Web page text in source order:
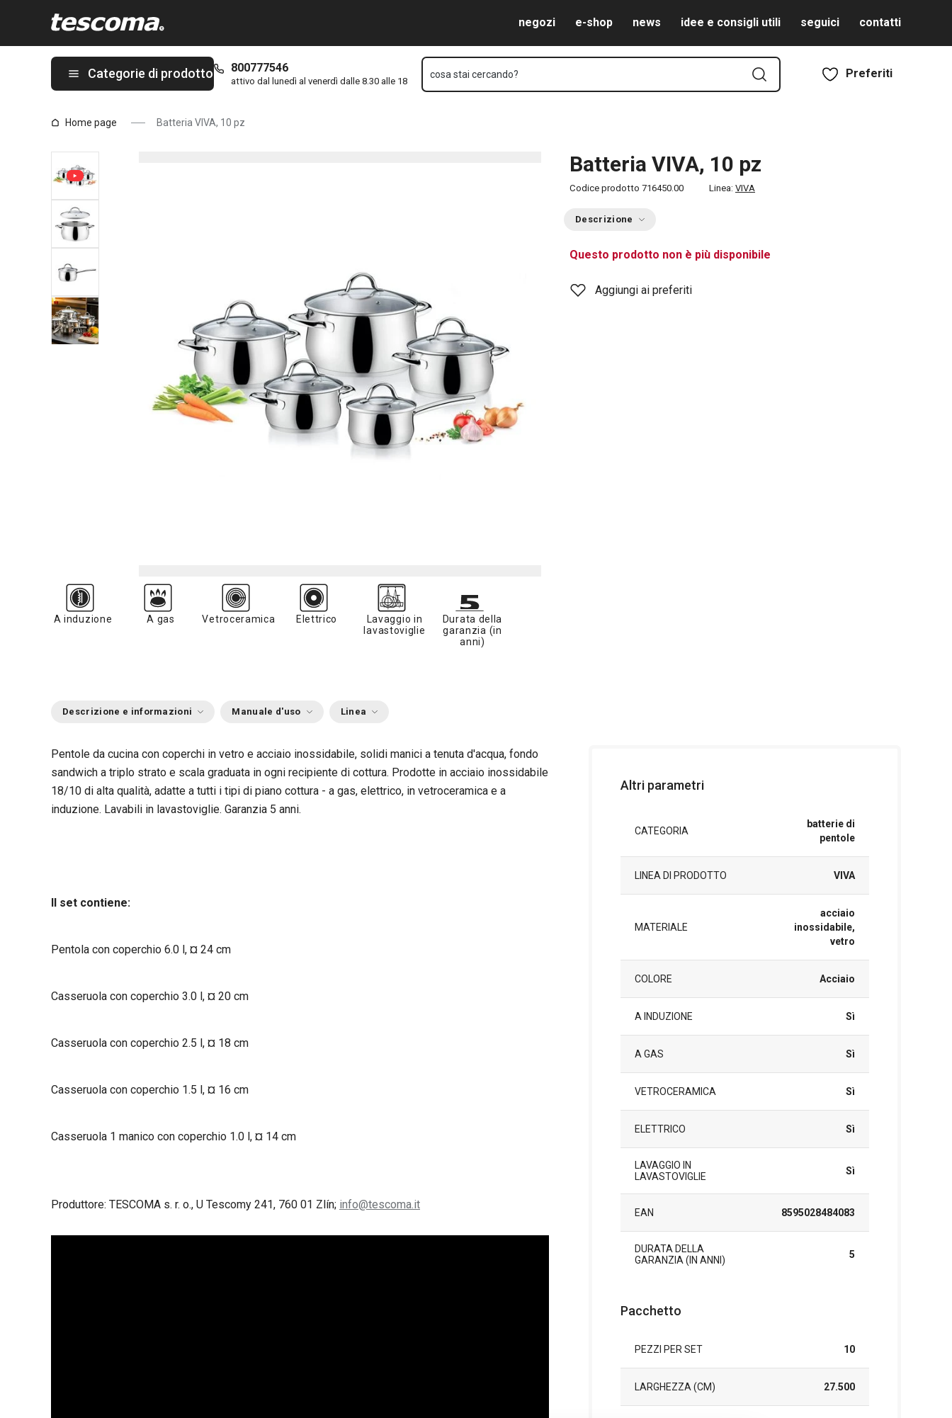
negozi e-shop news idee e consigli utili seguici contatti
Categorie di prodotto 800777546
attivo dal lunedì al venerdì dalle 8.30 alle 18
cosa stai cercando? Preferiti
Home page Batteria VIVA, 10 pz
Batteria VIVA, 10 pz
Codice prodotto 716450.00 Linea: VIVA
Descrizione
Questo prodotto non è più disponibile
Aggiungi ai preferiti
A induzione A gas Vetroceramica Elettrico
Lavaggio in
lavastoviglie
Durata della
garanzia (in
anni)
Descrizione e informazioni Manuale d'uso Linea
Pentole da cucina con coperchi in vetro e acciaio inossidabile, solidi manici a tenuta d'acqua, fondo
sandwich a triplo strato e scala graduata in ogni recipiente di cottura. Prodotte in acciaio inossidabile
18/10 di alta qualità, adatte a tutti i tipi di piano cottura - a gas, elettrico, in vetroceramica e a
induzione. Lavabili in lavastoviglie. Garanzia 5 anni.
Il set contiene:
Pentola con coperchio 6.0 l, ¤ 24 cm
Casseruola con coperchio 3.0 l, ¤ 20 cm
Casseruola con coperchio 2.5 l, ¤ 18 cm
Casseruola con coperchio 1.5 l, ¤ 16 cm
Casseruola 1 manico con coperchio 1.0 l, ¤ 14 cm
Produttore: TESCOMA s. r. o., U Tescomy 241, 760 01 Zlín; info@tescoma.it
Altri parametri
CATEGORIA
batterie di
pentole
LINEA DI PRODOTTO VIVA
MATERIALE
acciaio
inossidabile,
vetro
COLORE Acciaio
A INDUZIONE Sì
A GAS Sì
VETROCERAMICA Sì
ELETTRICO Sì
LAVAGGIO IN
LAVASTOVIGLIE
Sì
EAN 8595028484083
DURATA DELLA
GARANZIA (IN ANNI)
5
Pacchetto
PEZZI PER SET 10
LARGHEZZA (CM) 27.500